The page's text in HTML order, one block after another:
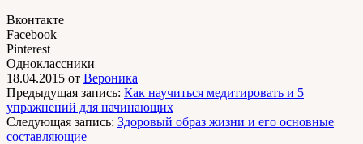
Вконтакте
Facebook
Pinterest
Одноклассники
18.04.2015 от Вероника
Предыдущая запись: Как научиться медитировать и 5
упражнений для начинающих
Следующая запись: Здоровый образ жизни и его основные
составляющие